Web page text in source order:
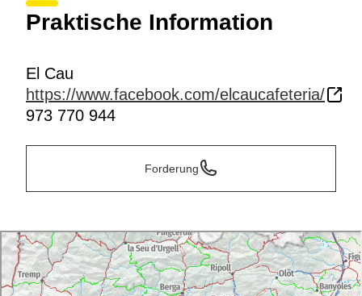
Praktische Information
El Cau
https://www.facebook.com/elcaucafeteria/
973 770 944
Forderung